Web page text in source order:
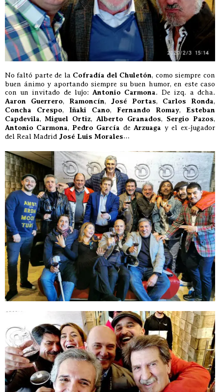
No faltó parte de la Cofradía del Chuletón, como siempre con
buen ánimo y aportando siempre su buen humor, en este caso
con un invitado de lujo: Antonio Carmona. De izq. a dcha.
Aaron Guerrero, Ramoncín, José Portas, Carlos Ronda,
Concha Crespo, Iñaki Cano, Fernando Romay, Esteban
Capdevila, Miguel Ortiz, Alberto Granados, Sergio Pazos,
Antonio Carmona, Pedro García de Arzuaga y el ex-jugador
del Real Madrid José Luis Morales…